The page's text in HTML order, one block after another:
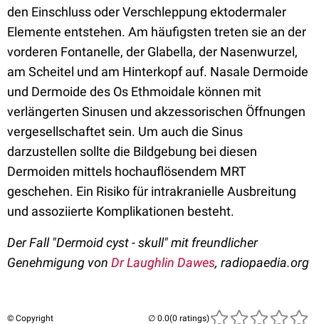
den Einschluss oder Verschleppung ektodermaler
Elemente entstehen. Am häufigsten treten sie an der
vorderen Fontanelle, der Glabella, der Nasenwurzel,
am Scheitel und am Hinterkopf auf. Nasale Dermoide
und Dermoide des Os Ethmoidale können mit
verlängerten Sinusen und akzessorischen Öffnungen
vergesellschaftet sein. Um auch die Sinus
darzustellen sollte die Bildgebung bei diesen
Dermoiden mittels hochauflösendem MRT
geschehen. Ein Risiko für intrakranielle Ausbreitung
und assoziierte Komplikationen besteht.
Der Fall "Dermoid cyst - skull" mit freundlicher
Genehmigung von Dr Laughlin Dawes, radiopaedia.org
© Copyright (0 ratings)